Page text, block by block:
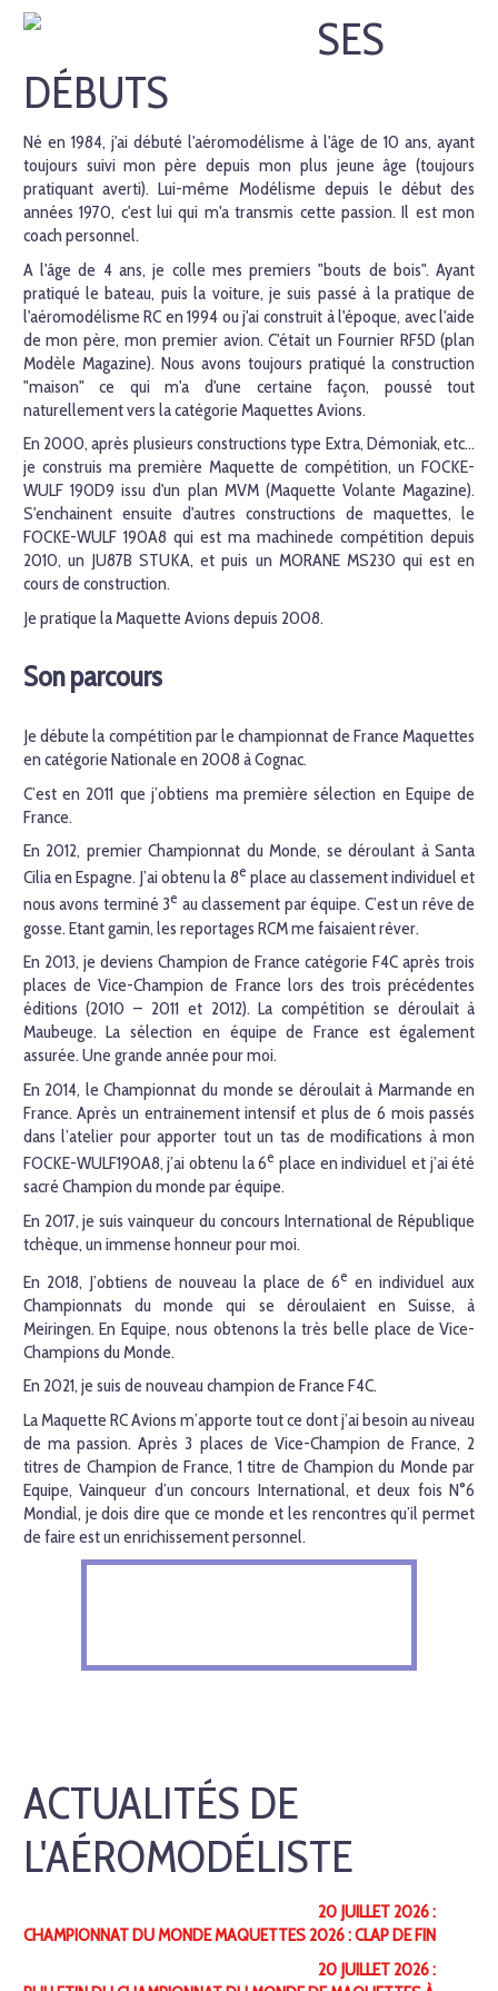
SES
DÉBUTS
Né en 1984, j'ai débuté l'aéromodélisme à l'âge de 10 ans, ayant
toujours suivi mon père depuis mon plus jeune âge (toujours
pratiquant averti). Lui-même Modélisme depuis le début des
années 1970, c'est lui qui m'a transmis cette passion. Il est mon
coach personnel.
A l'âge de 4 ans, je colle mes premiers "bouts de bois". Ayant
pratiqué le bateau, puis la voiture, je suis passé à la pratique de
l'aéromodélisme RC en 1994 ou j'ai construit à l'époque, avec l'aide
de mon père, mon premier avion. C'était un Fournier RF5D (plan
Modèle Magazine). Nous avons toujours pratiqué la construction
"maison" ce qui m'a d'une certaine façon, poussé tout
naturellement vers la catégorie Maquettes Avions.
En 2000, après plusieurs constructions type Extra, Démoniak, etc...
je construis ma première Maquette de compétition, un FOCKE-
WULF 190D9 issu d'un plan MVM (Maquette Volante Magazine).
S'enchainent ensuite d'autres constructions de maquettes, le
FOCKE-WULF 190A8 qui est ma machinede compétition depuis
2010, un JU87B STUKA, et puis un MORANE MS230 qui est en
cours de construction.
Je pratique la Maquette Avions depuis 2008.
Son parcours
Je débute la compétition par le championnat de France Maquettes
en catégorie Nationale en 2008 à Cognac.
C’est en 2011 que j’obtiens ma première sélection en Equipe de
France.
En 2012, premier Championnat du Monde, se déroulant à Santa
Cilia en Espagne. J’ai obtenu la 8e place au classement individuel et
nous avons terminé 3e au classement par équipe. C’est un rêve de
gosse. Etant gamin, les reportages RCM me faisaient rêver.
En 2013, je deviens Champion de France catégorie F4C après trois
places de Vice-Champion de France lors des trois précédentes
éditions (2010 – 2011 et 2012). La compétition se déroulait à
Maubeuge. La sélection en équipe de France est également
assurée. Une grande année pour moi.
En 2014, le Championnat du monde se déroulait à Marmande en
France. Après un entrainement intensif et plus de 6 mois passés
dans l’atelier pour apporter tout un tas de modifications à mon
FOCKE-WULF190A8, j’ai obtenu la 6e place en individuel et j’ai été
sacré Champion du monde par équipe.
En 2017, je suis vainqueur du concours International de République
tchèque, un immense honneur pour moi.
En 2018, J’obtiens de nouveau la place de 6e en individuel aux
Championnats du monde qui se déroulaient en Suisse, à
Meiringen. En Equipe, nous obtenons la très belle place de Vice-
Champions du Monde.
En 2021, je suis de nouveau champion de France F4C.
La Maquette RC Avions m’apporte tout ce dont j’ai besoin au niveau
de ma passion. Après 3 places de Vice-Champion de France, 2
titres de Champion de France, 1 titre de Champion du Monde par
Equipe, Vainqueur d’un concours International, et deux fois N°6
Mondial, je dois dire que ce monde et les rencontres qu’il permet
de faire est un enrichissement personnel.
ACTUALITÉS DE
L'AÉROMODÉLISTE
20 JUILLET 2026 :
CHAMPIONNAT DU MONDE MAQUETTES 2026 : CLAP DE FIN
20 JUILLET 2026 :